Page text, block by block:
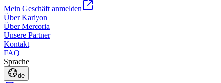
Mein Geschäft anmelden
Über Kariyon
Über Mercoria
Unsere Partner
Kontakt
FAQ
Sprache
de